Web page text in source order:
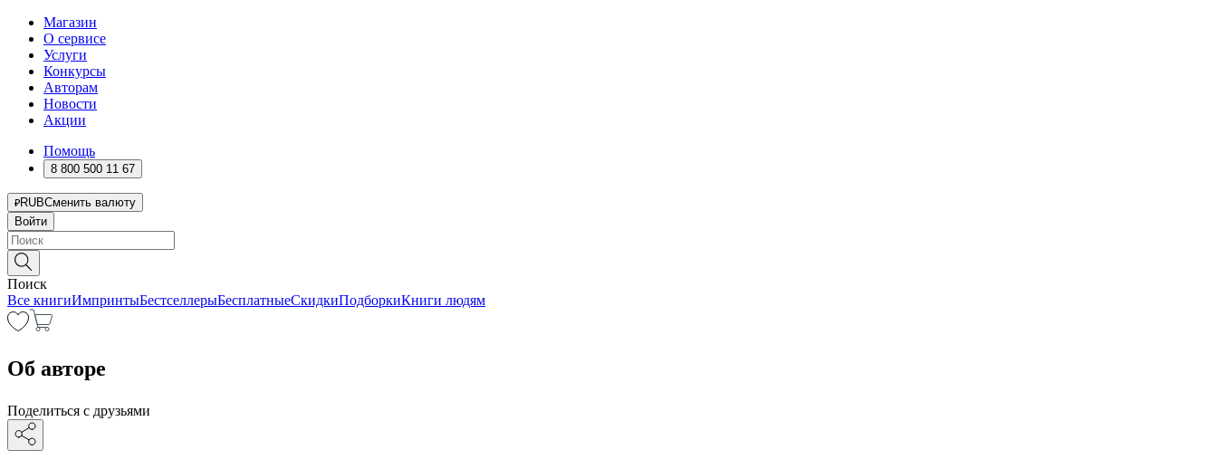
Магазин
О сервисе
Услуги
Конкурсы
Авторам
Новости
Акции
Помощь
8 800 500 11 67
RUBСменить валюту
Войти
Поиск
Все книгиИмпринтыБестселлерыБесплатныеСкидкиПодборкиКниги людям
Об авторе
Поделиться с друзьями